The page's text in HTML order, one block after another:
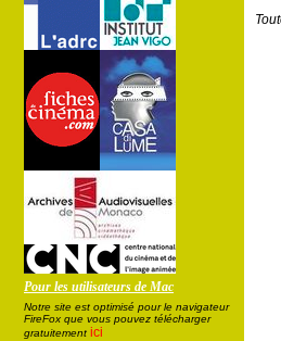
Pour les utilisateurs de Mac
Notre site est optimisé pour le navigateur
FireFox que vous pouvez télécharger
gratuitement ici